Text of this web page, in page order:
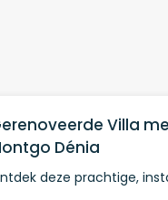
Villa
Dénia
deze prachtige,